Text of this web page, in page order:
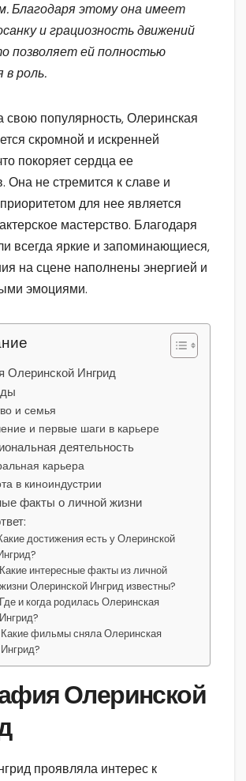
Благодаря этому она имеет
и грациозность движений
позволяет ей полностью
в роль.
свою популярность, Олеринская
скромной и искренней
покоряет сердца ее
Она не стремится к славе и
для нее является
мастерство. Благодаря
всегда яркие и запоминающиеся,
на сцене наполнены энергией и
эмоциями.
Олеринской Ингрид
и семья
и первые шаги в карьере
деятельность
карьера
в киноиндустрии
факты о личной жизни
достижения есть у Олеринской
Какие интересные факты из личной
жизни Олеринской Ингрид известны?
Где и когда родилась Олеринская
Ингрид?
Какие фильмы сняла Олеринская
Ингрид?
Олеринской
проявляла интерес к